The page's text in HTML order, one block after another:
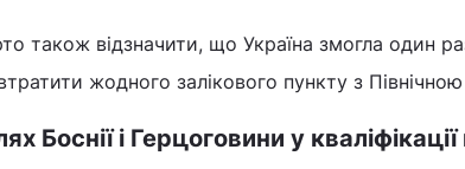
також відзначити, що Україна змогла один раз
жодного залікового пункту з
Боснії і Герцоговини у